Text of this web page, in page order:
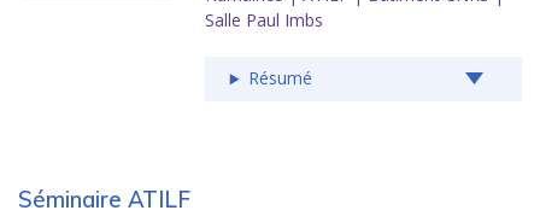
Salle Paul Imbs
Résumé
Séminaire ATILF